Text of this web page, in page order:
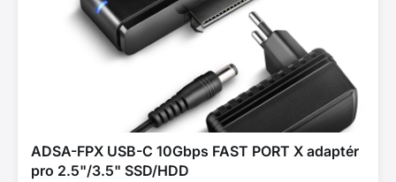
ADSA-FPX USB-C 10Gbps FAST PORT X adaptér
pro 2.5"/3.5" SSD/HDD